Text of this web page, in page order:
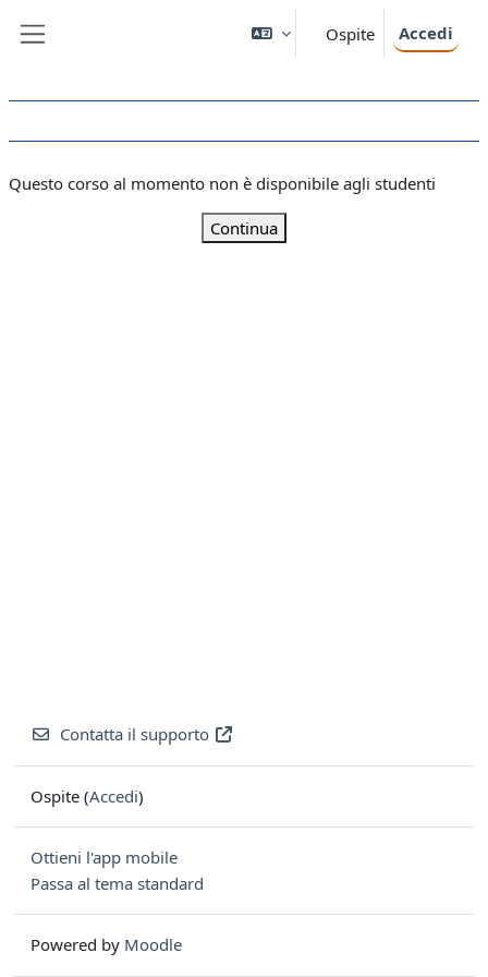
Ospite Accedi
Questo corso al momento non è disponibile agli studenti
Continua
Contatta il supporto
Ospite (Accedi)
Ottieni l'app mobile
Passa al tema standard
Powered by Moodle